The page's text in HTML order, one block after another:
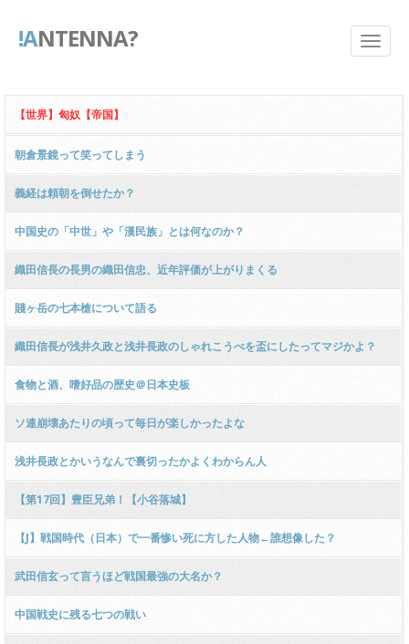
!ANTENNA?
【世界】匈奴【帝国】
朝倉景鏡って笑ってしまう
義経は頼朝を倒せたか？
中国史の「中世」や「漢民族」とは何なのか？
織田信長の長男の織田信忠、近年評価が上がりまくる
賤ヶ岳の七本槍について語る
織田信長が浅井久政と浅井長政のしゃれこうべを盃にしたってマジかよ？
食物と酒、嗜好品の歴史＠日本史板
ソ連崩壊あたりの頃って毎日が楽しかったよな
浅井長政とかいうなんで裏切ったかよくわからん人
【第17回】豊臣兄弟！【小谷落城】
【J】戦国時代（日本）で一番惨い死に方した人物←誰想像した？
武田信玄って言うほど戦国最強の大名か？
中国戦史に残る七つの戦い